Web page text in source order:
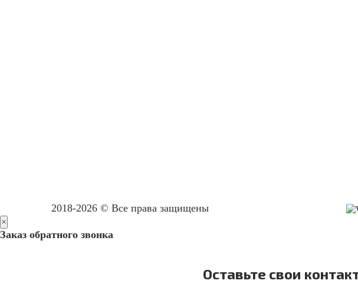
2018-2026 © Все права защищены
×
Заказ обратного звонка
Оставьте свои